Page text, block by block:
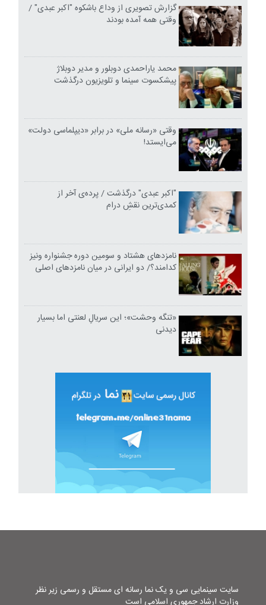
گزارش تصویری از وداع باشکوه "اکبر عبدی" /
وقتی همه آمده بودند
محمد یاراحمدی دوبلور و مدیر دوبلاژ
پیشکسوت سینما و تلویزیون درگذشت
وقتی «رسانه ملی» در برابر «دیپلماسی دولت»
می‌ایستد!
"اکبر عبدی" درگذشت / پرده‌ی آخر از
کمدی‌ترین نقشِ درام
نامزدهای هشتاد و سومین دوره جشنواره ونیز
کدامند؟/ دو ایرانی در میان نامزدهای اصلی
«تنگه وحشت»؛ این سریالِ لعنتی اما بسیار
دیدنی
سایت سینمایی سی و یک نما رسانه ای مستقل و رسمی زیر نظر